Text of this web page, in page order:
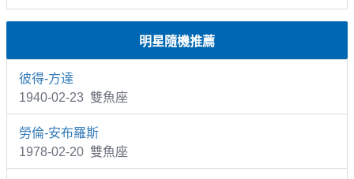
明星隨機推薦
彼得-方達
1940-02-23 雙魚座
勞倫-安布羅斯
1978-02-20 雙魚座